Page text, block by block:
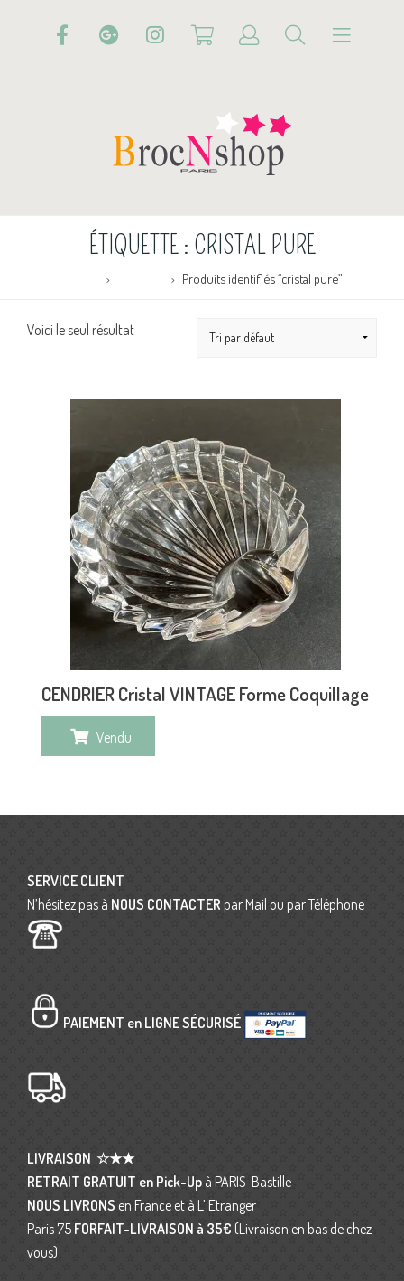
ÉTIQUETTE : CRISTAL PURE
Produits identifiés “cristal pure”
Voici le seul résultat
CENDRIER Cristal VINTAGE Forme Coquillage
Vendu
SERVICE CLIENT
N’hésitez pas à NOUS CONTACTER par Mail ou par Téléphone
PAIEMENT en LIGNE SÉCURISÉ
LIVRAISON ☆★★
RETRAIT GRATUIT en Pick-Up à PARIS-Bastille
NOUS LIVRONS en France et à L’ Etranger
Paris 75 FORFAIT-LIVRAISON à 35€ (Livraison en bas de chez
vous)